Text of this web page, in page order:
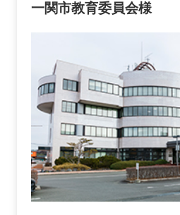
一関市教育委員会様